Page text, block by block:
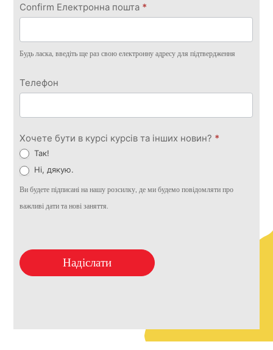
Confirm Електронна пошта *
Будь ласка, введіть ще раз свою електронну адресу для підтвердження
Телефон
Хочете бути в курсі курсів та інших новин? *
Так!
Ні, дякую.
Ви будете підписані на нашу розсилку, де ми будемо повідомляти про
важливі дати та нові заняття.
Надіслати